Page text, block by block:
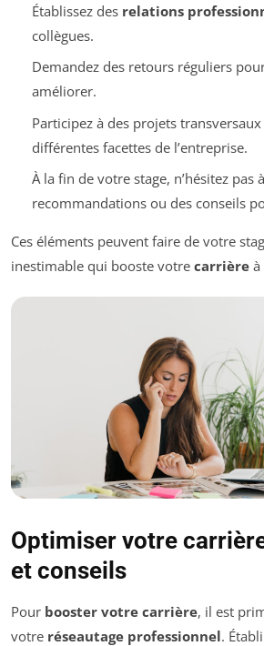
Établissez des relations
collègues.
Demandez des retours réguliers
améliorer.
Participez à des projets
différentes facettes de l’entreprise.
À la fin de votre stage, n’hésitez pas
recommandations ou des conseils
Ces éléments peuvent faire de votre
inestimable qui booste votre carrière à
Optimiser votre
et conseils
Pour booster votre carrière, il est
votre réseautage professionnel.